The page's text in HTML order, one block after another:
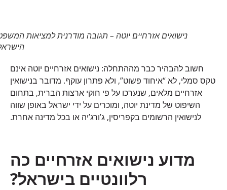
נישואים אזרחיים יוטה – תגובה מודרנית למציאות המשפטית
הישראלית
חשוב להבהיר כבר מההתחלה: נישואים אזרחיים יוטה אינם
טקס סמלי, לא “איחוד פשוט”, ולא פתרון עוקף. מדובר בנישואין
אזרחיים מלאים, שנערכו על פי חוקי ארצות הברית, בתחום
השיפוט של מדינת יוטה, ומוכרים על ידי ישראל באופן שווה
לנישואין הרשומים בקפריסין, ג’ורג’יה או בכל מדינה אחרת.
מדוע נישואים אזרחיים כה
רלוונטיים בישראל?